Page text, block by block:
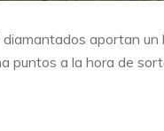
aportan
puntos a la hora de